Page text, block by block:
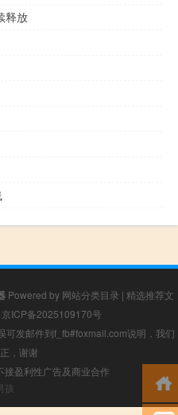
释放
Powered by 网站分类目录 | 精选推荐文
京ICP备2025109170号
可发邮件到f_fb#foxmail.com说明，我们
，谢谢
盈利性广告及商业合作
孩